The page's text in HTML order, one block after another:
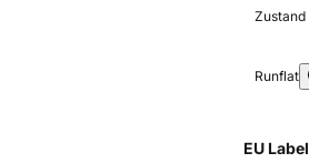
Zustand
Runflat
EU Label